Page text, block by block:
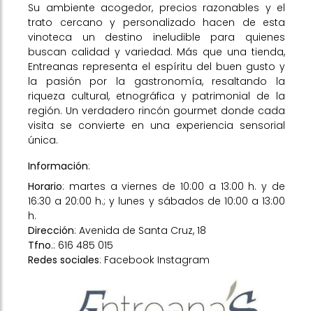
Su ambiente acogedor, precios razonables y el
trato cercano y personalizado hacen de esta
vinoteca un destino ineludible para quienes
buscan calidad y variedad. Más que una tienda,
Entreanas representa el espíritu del buen gusto y
la pasión por la gastronomía, resaltando la
riqueza cultural, etnográfica y patrimonial de la
región. Un verdadero rincón gourmet donde cada
visita se convierte en una experiencia sensorial
única.
Información:
Horario: martes a viernes de 10:00 a 13:00 h. y de
16:30 a 20:00 h.; y lunes y sábados de 10:00 a 13:00
h.
Dirección: Avenida de Santa Cruz, 18
Tfno.: 616 485 015
Redes sociales: Facebook Instagram